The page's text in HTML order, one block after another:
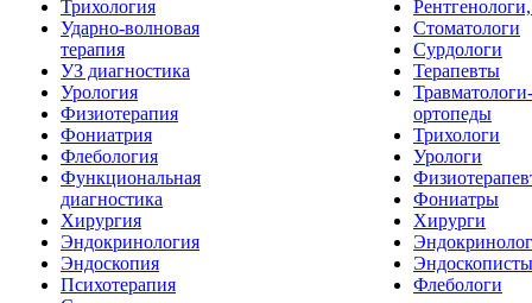
Трихология
Ударно-волновая
терапия
УЗ диагностика
Урология
Физиотерапия
Фониатрия
Флебология
Функциональная
диагностика
Хирургия
Эндокринология
Эндоскопия
Психотерапия
Стоматологи
Сурдологи
Терапевты
Травматологи-
ортопеды
Трихологи
Урологи
Фониатры
Хирурги
Эндоскописты
Флебологи